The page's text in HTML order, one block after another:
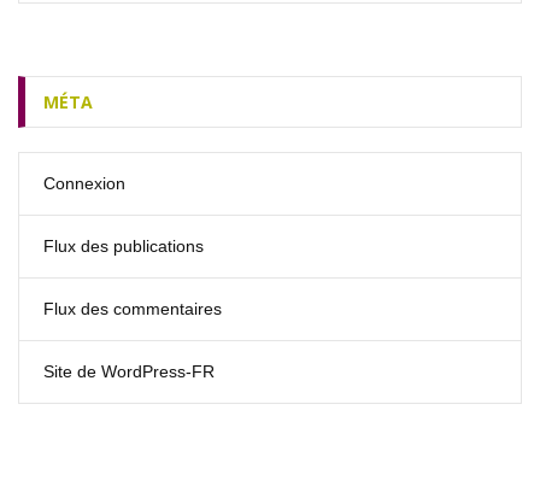
MÉTA
Connexion
Flux des publications
Flux des commentaires
Site de WordPress-FR